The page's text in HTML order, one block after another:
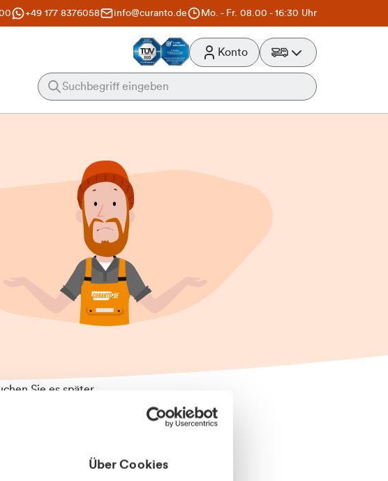
Über Cookies
+49 177 8376058 info@curanto.de Mo. - Fr. 08.00 - 16:30 Uhr
Konto
Sie es später